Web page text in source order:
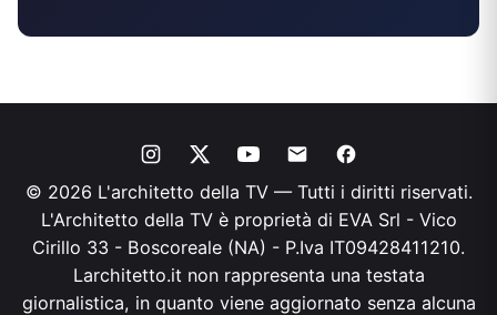
© 2026 L'architetto della TV — Tutti i diritti riservati.
L'Architetto della TV è proprietà di EVA Srl - Vico
Cirillo 33 - Boscoreale (NA) - P.Iva IT09428411210.
Larchitetto.it non rappresenta una testata
giornalistica, in quanto viene aggiornato senza alcuna